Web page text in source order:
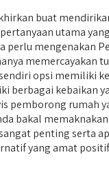
buat
utama
perlu mengenakan
memercayakan
opsi memiliki
berbagai kebaikan
pemborong rumah
bakal
penting serta
yang amat